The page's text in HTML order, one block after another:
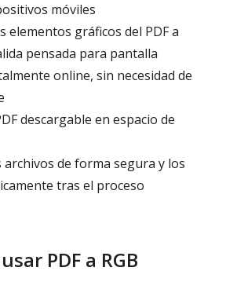
móviles
elementos gráficos del PDF a
pensada para pantalla
online, sin necesidad de
descargable en espacio de
archivos de forma segura y los
tras el proceso
PDF a RGB